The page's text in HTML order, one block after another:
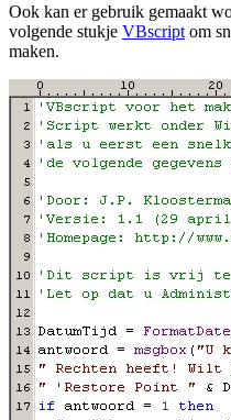
Ook kan er gebruik gemaakt
volgende stukje VBscript om
maken.